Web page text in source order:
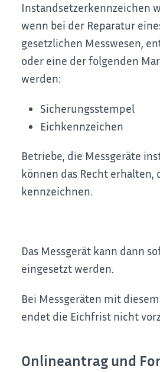
Instandsetzerkennzeichen
wenn bei der Reparatur
gesetzlichen Messwesen,
oder eine der folgenden
werden:
Sicherungsstempel
Eichkennzeichen
Betriebe, die Messgeräte
können das Recht erhalten,
kennzeichnen.
Das Messgerät kann dann
eingesetzt werden.
Bei Messgeräten mit
endet die Eichfrist nicht
Onlineantrag und